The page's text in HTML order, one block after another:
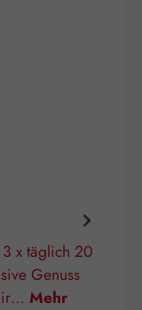
x täglich 20
Genuss
Mehr